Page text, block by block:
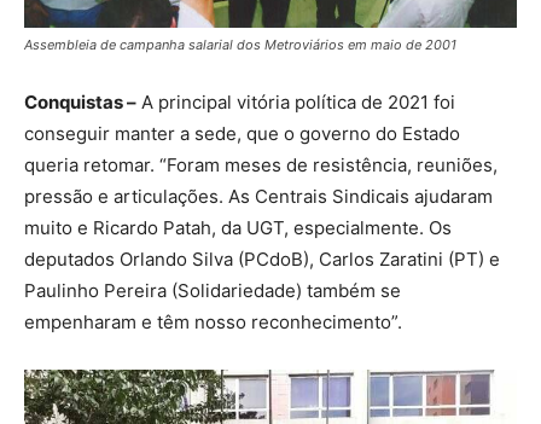
Assembleia de campanha salarial dos Metroviários em maio de 2001
Conquistas – A principal vitória política de 2021 foi
conseguir manter a sede, que o governo do Estado
queria retomar. “Foram meses de resistência, reuniões,
pressão e articulações. As Centrais Sindicais ajudaram
muito e Ricardo Patah, da UGT, especialmente. Os
deputados Orlando Silva (PCdoB), Carlos Zaratini (PT) e
Paulinho Pereira (Solidariedade) também se
empenharam e têm nosso reconhecimento”.